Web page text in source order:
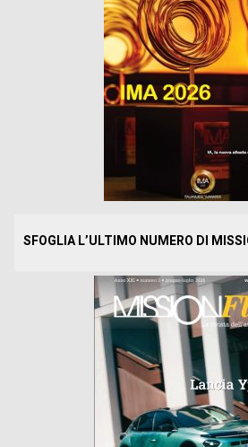
SFOGLIA L’ULTIMO NUMERO DI